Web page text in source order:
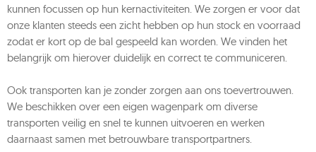
kunnen focussen op hun kernactiviteiten. We zorgen er voor dat
onze klanten steeds een zicht hebben op hun stock en voorraad
zodat er kort op de bal gespeeld kan worden. We vinden het
belangrijk om hierover duidelijk en correct te communiceren.
Ook transporten kan je zonder zorgen aan ons toevertrouwen.
We beschikken over een eigen wagenpark om diverse
transporten veilig en snel te kunnen uitvoeren en werken
daarnaast samen met betrouwbare transportpartners.